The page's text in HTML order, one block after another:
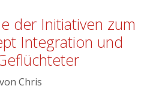
der Initiativen zum
Integration und
von Chris